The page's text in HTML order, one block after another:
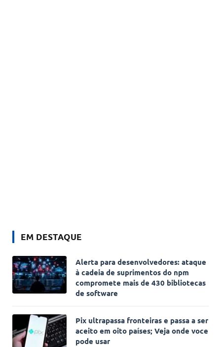
EM DESTAQUE
Alerta para desenvolvedores: ataque
à cadeia de suprimentos do npm
compromete mais de 430 bibliotecas
de software
Pix ultrapassa fronteiras e passa a ser
aceito em oito países; Veja onde voce
pode usar